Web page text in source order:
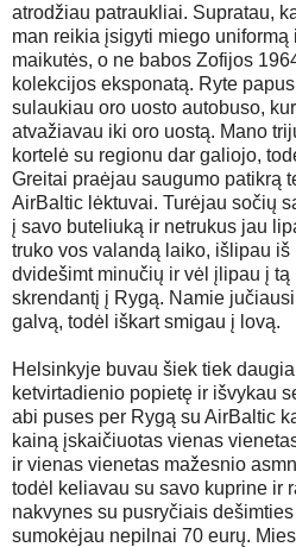
atrodžiau patraukliai. Supratau,
man reikia įsigyti miego
maikutės, o ne babos Zofijos
kolekcijos eksponatą. Ryte
sulaukiau oro uosto autobuso,
atvažiavau iki oro uostą. Mano
kortelė su regionu dar galiojo,
Greitai praėjau saugumo patikrą
AirBaltic lėktuvai. Turėjau sočių
į savo buteliuką ir netrukus jau
truko vos valandą laiko, išlipau
dvidešimt minučių ir vėl įlipau į tą
skrendantį į Rygą. Namie
galvą, todėl iškart smigau į lovą.
Helsinkyje buvau šiek tiek
ketvirtadienio popietę ir išvykau
abi puses per Rygą su AirBaltic
kainą įskaičiuotas vienas
ir vienas vienetas mažesnio
todėl keliavau su savo kuprine ir
nakvynes su pusryčiais
sumokėjau nepilnai 70 eurų.